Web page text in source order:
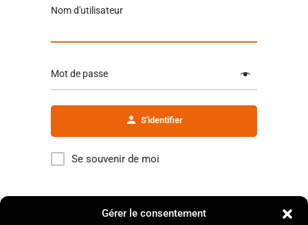
Gérer le consentement
Nom d'utilisateur
Mot de passe
S'identifier
Se souvenir de moi
Mot de passe oublié ?